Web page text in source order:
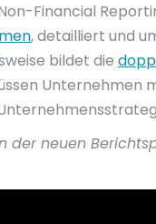
Financial
, detailliert und
bildet die
Unternehmen
der neuen